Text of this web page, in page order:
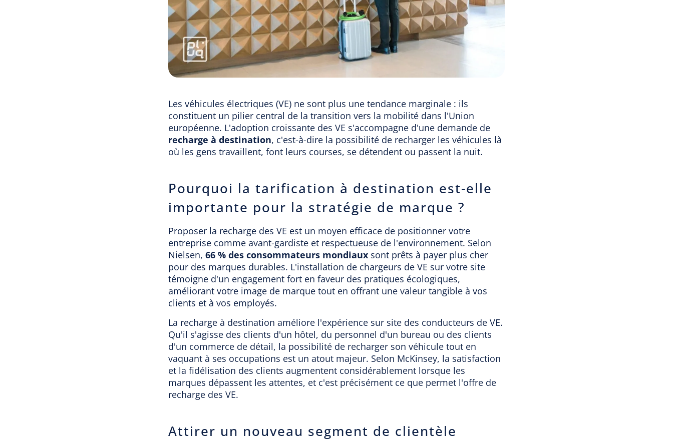
Les véhicules électriques (VE) ne sont plus une tendance marginale : ils
constituent un pilier central de la transition vers la mobilité dans l'Union
européenne. L'adoption croissante des VE s'accompagne d'une demande de
recharge à destination, c'est-à-dire la possibilité de recharger les véhicules là
où les gens travaillent, font leurs courses, se détendent ou passent la nuit.
Pourquoi la tarification à destination est-elle
importante pour la stratégie de marque ?
Proposer la recharge des VE est un moyen efficace de positionner votre
entreprise comme avant-gardiste et respectueuse de l'environnement. Selon
Nielsen, 66 % des consommateurs mondiaux sont prêts à payer plus cher
pour des marques durables. L'installation de chargeurs de VE sur votre site
témoigne d'un engagement fort en faveur des pratiques écologiques,
améliorant votre image de marque tout en offrant une valeur tangible à vos
clients et à vos employés.
La recharge à destination améliore l'expérience sur site des conducteurs de VE.
Qu'il s'agisse des clients d'un hôtel, du personnel d'un bureau ou des clients
d'un commerce de détail, la possibilité de recharger son véhicule tout en
vaquant à ses occupations est un atout majeur. Selon McKinsey, la satisfaction
et la fidélisation des clients augmentent considérablement lorsque les
marques dépassent les attentes, et c'est précisément ce que permet l'offre de
recharge des VE.
Attirer un nouveau segment de clientèle